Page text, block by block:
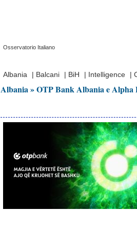
Osservatorio Italiano
Albania
| Balcani | BiH | Intelligence |
Albania » OTP Bank Albania e Alpha